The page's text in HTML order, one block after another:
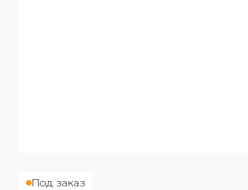
Под заказ